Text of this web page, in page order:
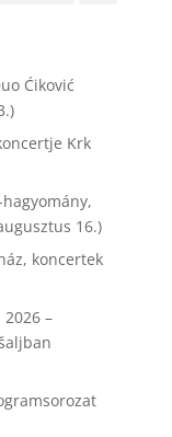
Ćiković
Krk
16.)
koncertek
–